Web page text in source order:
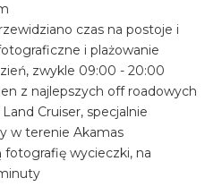
czas na postoje i
i plażowanie
zwykle 09:00 - 20:00
z najlepszych off roadowych
Cruiser, specjalnie
w terenie Akamas
fotografię wycieczki, na